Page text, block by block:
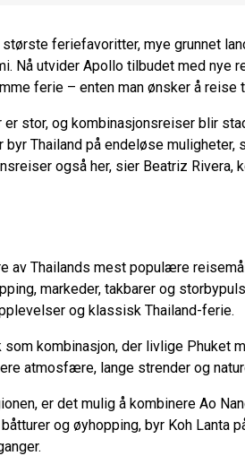
feriefavoritter, mye grunnet
Nå utvider Apollo tilbudet med nye
ferie – enten man ønsker å reise
stor, og kombinasjonsreiser blir
Thailand på endeløse muligheter,
også her, sier Beatriz Rivera,
av Thailands mest populære
markeder, takbarer og
og klassisk Thailand-ferie.
kombinasjon, der livlige Phuket
atmosfære, lange strender og
er det mulig å kombinere Ao
og øyhopping, byr Koh Lanta